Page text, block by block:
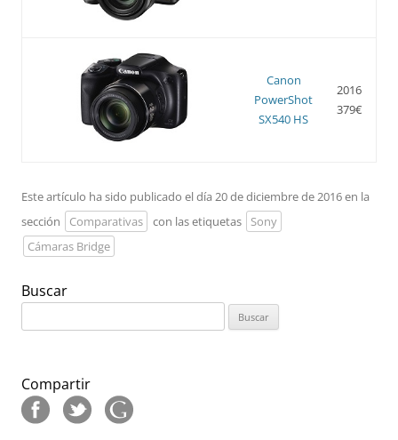
Canon
PowerShot
SX540 HS
2016
379€
Este artículo ha sido publicado el día 20 de diciembre de 2016 en la
sección
Comparativas con las etiquetas
Sony
Cámaras Bridge
Buscar
Compartir